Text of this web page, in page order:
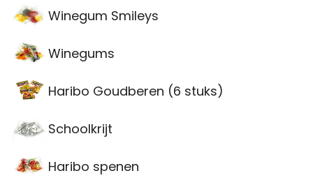
Winegum Smileys
Winegums
Haribo Goudberen (6 stuks)
Schoolkrijt
Haribo spenen